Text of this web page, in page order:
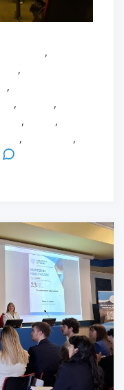
,
,
,
,
,
,
,
,
,